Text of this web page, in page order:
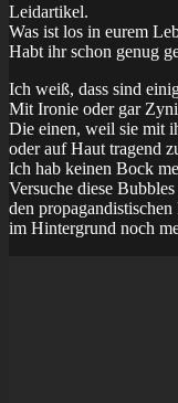
Leidartikel.
Was ist los in eurem
Habt ihr schon genug
Ich weiß, dass sind
Mit Ironie oder gar
Die einen, weil sie mit
oder auf Haut tragend
Ich hab keinen Bock
Versuche diese
den
im Hintergrund noch